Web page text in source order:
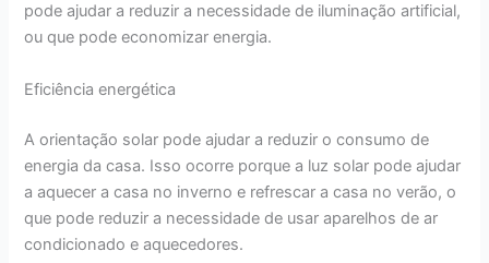
pode ajudar a reduzir a necessidade de iluminação artificial,
ou que pode economizar energia.
Eficiência energética
A orientação solar pode ajudar a reduzir o consumo de
energia da casa. Isso ocorre porque a luz solar pode ajudar
a aquecer a casa no inverno e refrescar a casa no verão, o
que pode reduzir a necessidade de usar aparelhos de ar
condicionado e aquecedores.